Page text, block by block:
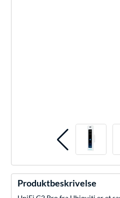
Produktbeskrivelse